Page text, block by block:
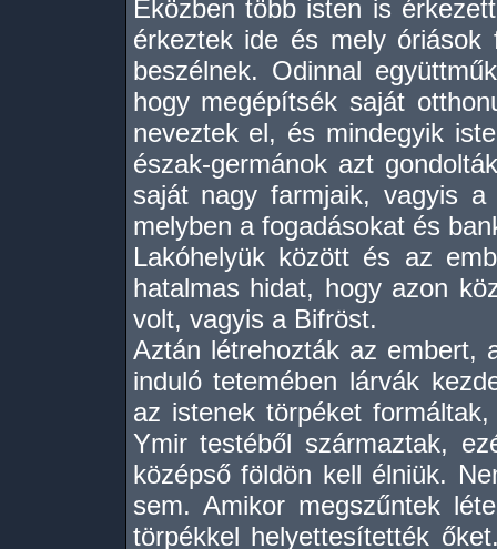
Eközben több isten is
érkeztek ide és mely
beszélnek. Odinnal
hogy megépítsék saját
neveztek el, és mindegyik
észak-germánok azt
saját nagy farmjaik, vagyis
melyben a fogadásokat és
Lakóhelyük között és az
hatalmas hidat, hogy azon
volt, vagyis a Bifröst.
Aztán létrehozták az embert,
induló tetemében lárvák
az istenek törpéket
Ymir testéből származtak,
középső földön kell élniük.
sem. Amikor megszűntek
törpékkel helyettesítették